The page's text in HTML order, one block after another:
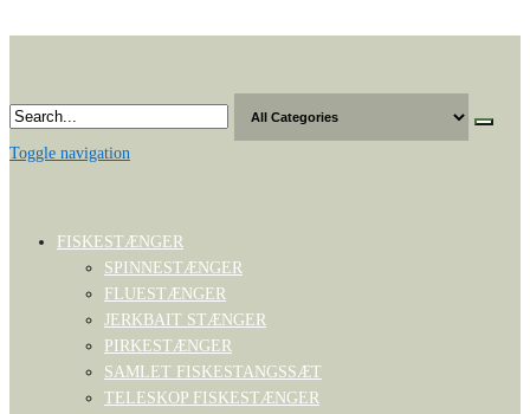
content
Toggle navigation
FISKESTÆNGER
SPINNESTÆNGER
FLUESTÆNGER
JERKBAIT STÆNGER
PIRKESTÆNGER
SAMLET FISKESTANGSSÆT
TELESKOP FISKESTÆNGER